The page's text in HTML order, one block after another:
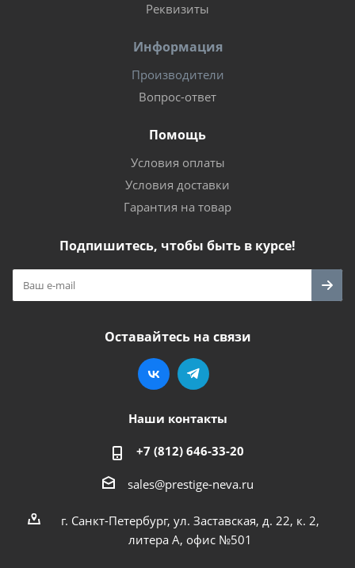
Реквизиты
Информация
Производители
Вопрос-ответ
Помощь
Условия оплаты
Условия доставки
Гарантия на товар
Подпишитесь, чтобы быть в курсе!
Оставайтесь на связи
Наши контакты
+7 (812) 646-33-20
sales@prestige-neva.ru
г. Санкт-Петербург, ул. Заставская, д. 22, к. 2,
литера А, офис №501